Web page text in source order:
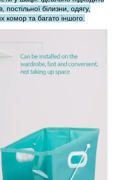
постільної білизни, одягу,
комор та багато іншого.